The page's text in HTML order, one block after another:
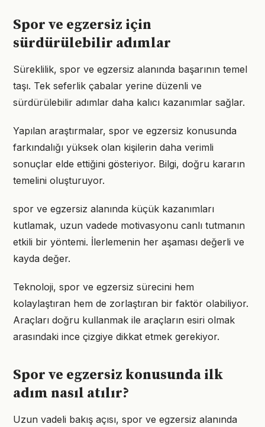
Spor ve egzersiz için
sürdürülebilir adımlar
Süreklilik, spor ve egzersiz alanında başarının temel
taşı. Tek seferlik çabalar yerine düzenli ve
sürdürülebilir adımlar daha kalıcı kazanımlar sağlar.
Yapılan araştırmalar, spor ve egzersiz konusunda
farkındalığı yüksek olan kişilerin daha verimli
sonuçlar elde ettiğini gösteriyor. Bilgi, doğru kararın
temelini oluşturuyor.
spor ve egzersiz alanında küçük kazanımları
kutlamak, uzun vadede motivasyonu canlı tutmanın
etkili bir yöntemi. İlerlemenin her aşaması değerli ve
kayda değer.
Teknoloji, spor ve egzersiz sürecini hem
kolaylaştıran hem de zorlaştıran bir faktör olabiliyor.
Araçları doğru kullanmak ile araçların esiri olmak
arasındaki ince çizgiye dikkat etmek gerekiyor.
Spor ve egzersiz konusunda ilk
adım nasıl atılır?
Uzun vadeli bakış açısı, spor ve egzersiz alanında